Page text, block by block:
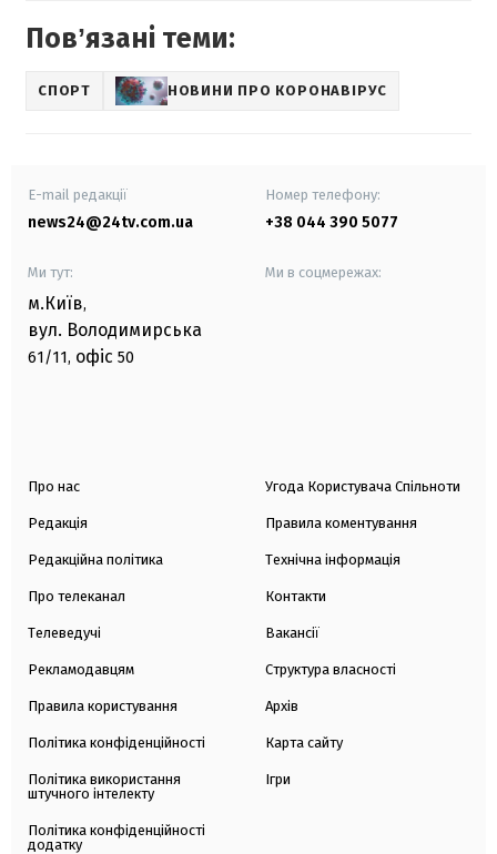
Повʼязані теми:
СПОРТ НОВИНИ ПРО КОРОНАВІРУС
E-mail редакції
news24@24tv.com.ua
Номер телефону:
+38 044 390 5077
Ми тут:
м.Київ,
вул. Володимирська
61/11, офіс 50
Ми в соцмережах:
Про нас
Редакція
Редакційна політика
Про телеканал
Телеведучі
Рекламодавцям
Правила користування
Політика конфіденційності
Політика використання
штучного інтелекту
Політика конфіденційності
додатку
Угода Користувача Спільноти
Правила коментування
Технічна інформація
Контакти
Вакансії
Структура власності
Архів
Карта сайту
Ігри